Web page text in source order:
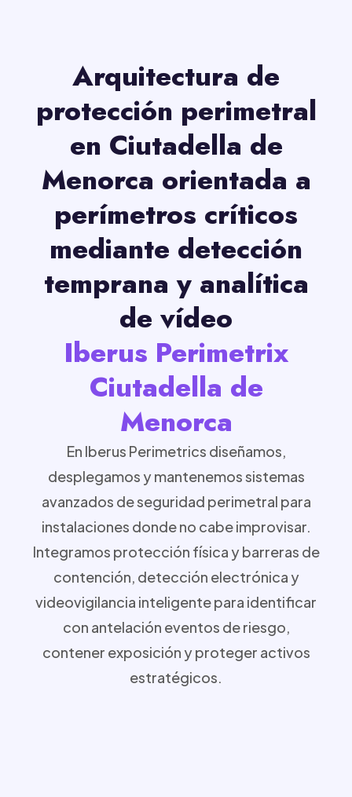
Arquitectura de
protección perimetral
en Ciutadella de
Menorca orientada a
perímetros críticos
mediante detección
temprana y analítica
de vídeo
Iberus Perimetrix
Ciutadella de
Menorca
En Iberus Perimetrics diseñamos,
desplegamos y mantenemos sistemas
avanzados de seguridad perimetral para
instalaciones donde no cabe improvisar.
Integramos protección física y barreras de
contención, detección electrónica y
videovigilancia inteligente para identificar
con antelación eventos de riesgo,
contener exposición y proteger activos
estratégicos.